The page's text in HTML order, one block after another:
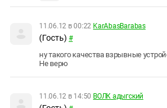
11.06.12 в 00:22 KarAbasBarabas
(Гость) #
ну такого качества взрывные
Не верю
11.06.12 в 14:50 ВОЛК адыгский